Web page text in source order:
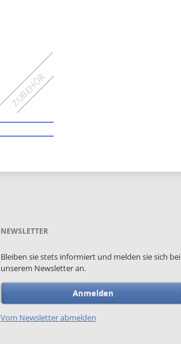
NEWSLETTER
Bleiben sie stets informiert und melden sie sich bei
unserem Newsletter an.
Anmelden
Vom Newsletter abmelden